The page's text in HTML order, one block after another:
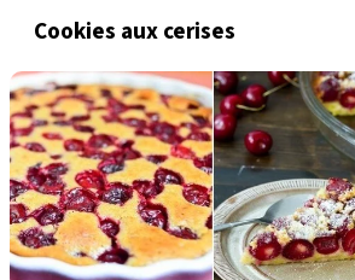
Cookies aux cerises